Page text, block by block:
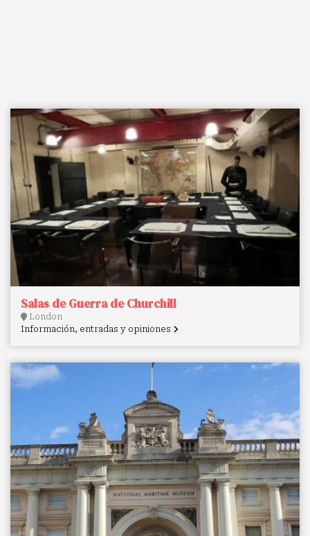
Salas de Guerra de Churchill
London
Información, entradas y opiniones